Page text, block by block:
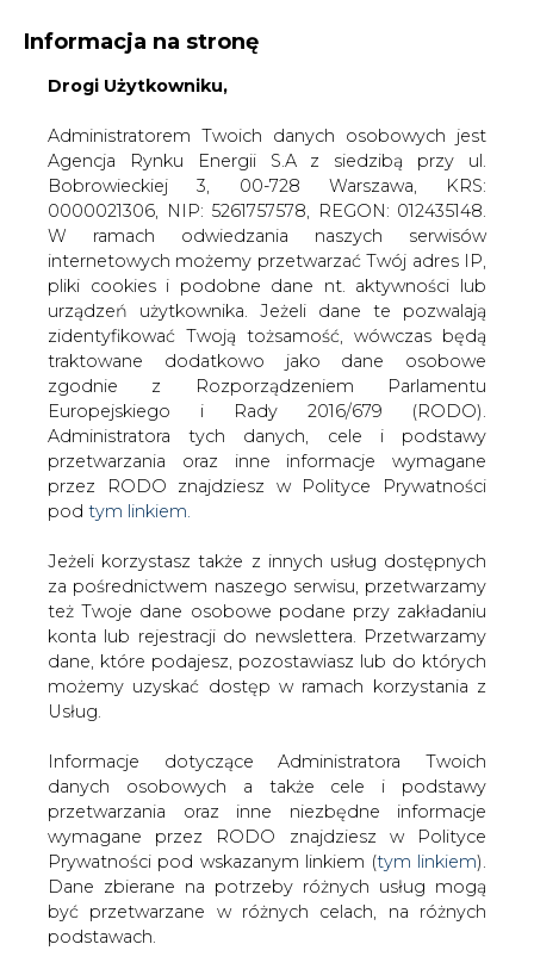
KONTAKT:
WYDAWCA PORTALU:
WYSOKI KONTRAST A A
ZALOGUJ SIĘ
WŁĄCZ CIRE.TV
Informacja na stronę
Drogi Użytkowniku,
Administratorem Twoich danych osobowych jest
Agencja Rynku Energii S.A z siedzibą przy ul.
Bobrowieckiej 3, 00-728 Warszawa, KRS:
0000021306, NIP: 5261757578, REGON: 012435148.
W ramach odwiedzania naszych serwisów
internetowych możemy przetwarzać Twój adres IP,
pliki cookies i podobne dane nt. aktywności lub
urządzeń użytkownika. Jeżeli dane te pozwalają
zidentyfikować Twoją tożsamość, wówczas będą
traktowane dodatkowo jako dane osobowe
zgodnie z Rozporządzeniem Parlamentu
Europejskiego i Rady 2016/679 (RODO).
Administratora tych danych, cele i podstawy
przetwarzania oraz inne informacje wymagane
przez RODO znajdziesz w Polityce Prywatności
pod tym linkiem.
Jeżeli korzystasz także z innych usług dostępnych
za pośrednictwem naszego serwisu, przetwarzamy
też Twoje dane osobowe podane przy zakładaniu
konta lub rejestracji do newslettera. Przetwarzamy
dane, które podajesz, pozostawiasz lub do których
możemy uzyskać dostęp w ramach korzystania z
Usług.
Informacje dotyczące Administratora Twoich
danych osobowych a także cele i podstawy
przetwarzania oraz inne niezbędne informacje
wymagane przez RODO znajdziesz w Polityce
Prywatności pod wskazanym linkiem (tym linkiem).
Dane zbierane na potrzeby różnych usług mogą
być przetwarzane w różnych celach, na różnych
podstawach.
Strona główna
SERWIS INFORMACYJNY CIRE
/ Prezes Enei wierzy w oczyszczenie z zarzutów
2009-08-12 00:00
skomentuj
udostępnij:
Prezes Enei wierzy w oczyszczenie
z zarzutów